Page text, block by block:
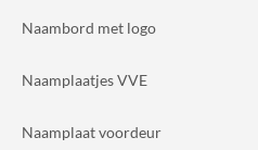
Naambord met logo
Naamplaatjes VVE
Naamplaat voordeur